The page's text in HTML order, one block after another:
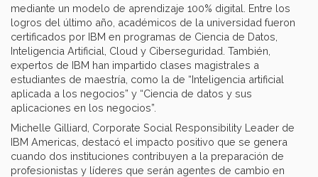
mediante un modelo de aprendizaje 100% digital. Entre los
logros del último año, académicos de la universidad fueron
certificados por IBM en programas de Ciencia de Datos,
Inteligencia Artificial, Cloud y Ciberseguridad. También,
expertos de IBM han impartido clases magistrales a
estudiantes de maestría, como la de “Inteligencia artificial
aplicada a los negocios” y “Ciencia de datos y sus
aplicaciones en los negocios”.
Michelle Gilliard, Corporate Social Responsibility Leader de
IBM Americas, destacó el impacto positivo que se genera
cuando dos instituciones contribuyen a la preparación de
profesionistas y líderes que serán agentes de cambio en